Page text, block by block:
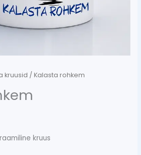
kruusid / Kalasta rohkem
kruus